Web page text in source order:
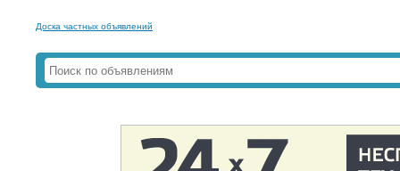
Доска частных объявлений